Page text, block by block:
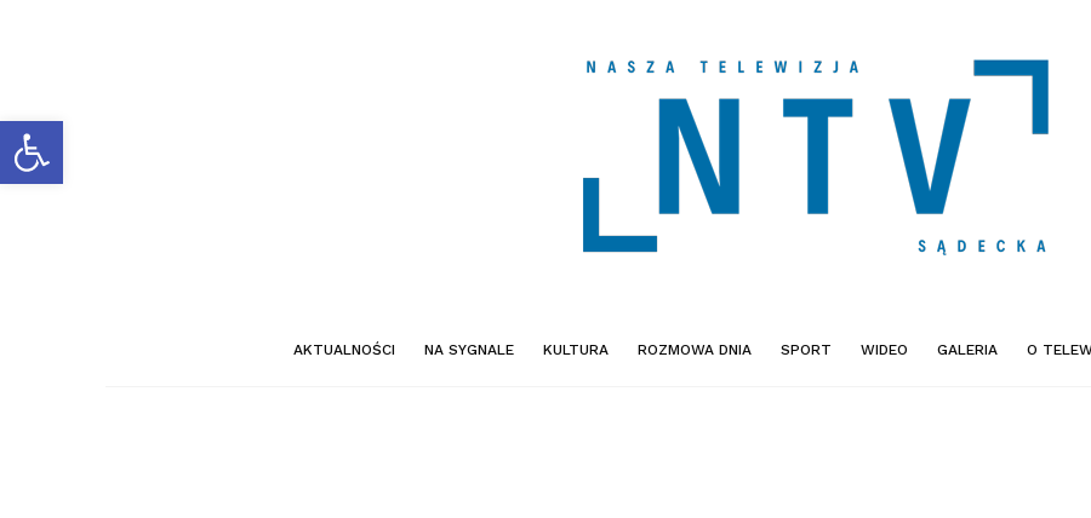
Otwórz pasek narzędzi
AKTUALNOŚCI NA SYGNALE KULTURA ROZMOWA DNIA SPORT WIDEO GALERIA O